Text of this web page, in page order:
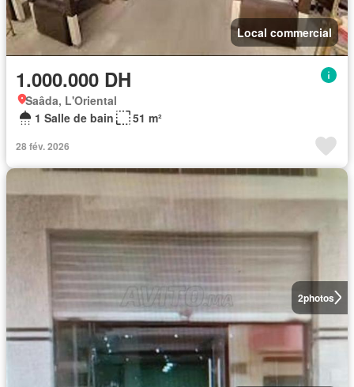
Local commercial
1.000.000 DH
Saâda, L'Oriental
1 Salle de bain
51 m²
28 fév. 2026
2photos